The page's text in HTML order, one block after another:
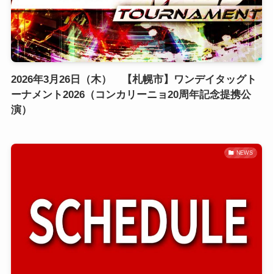
2026年3月26日（木） 【札幌市】ワンデイタッグト
ーナメント2026（コンカリーニョ20周年記念提携公
演）
NEWS